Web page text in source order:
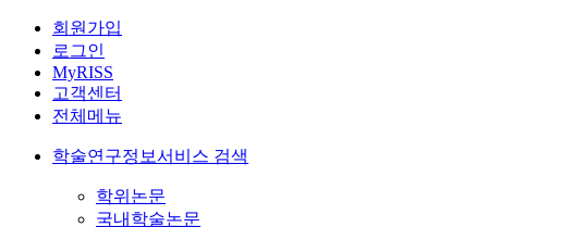
회원가입
로그인
MyRISS
고객센터
전체메뉴
학술연구정보서비스 검색
학위논문
국내학술논문